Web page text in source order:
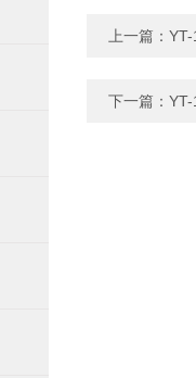
上一篇：
下一篇：